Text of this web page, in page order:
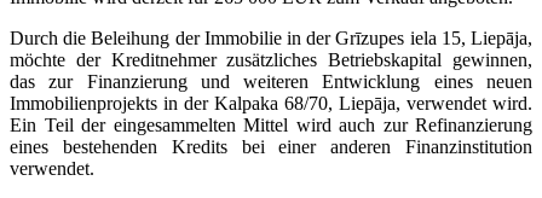
Durch die Beleihung der Immobilie in der Grīzupes iela 15, Liepāja,
möchte der Kreditnehmer zusätzliches Betriebskapital gewinnen,
das zur Finanzierung und weiteren Entwicklung eines neuen
Immobilienprojekts in der Kalpaka 68/70, Liepāja, verwendet wird.
Ein Teil der eingesammelten Mittel wird auch zur Refinanzierung
eines bestehenden Kredits bei einer anderen Finanzinstitution
verwendet.